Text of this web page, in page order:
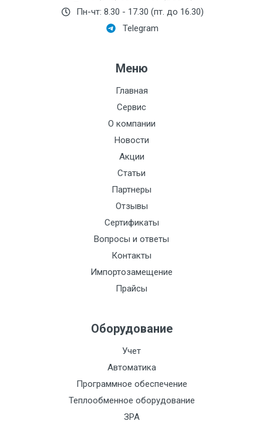
Пн-чт: 8.30 - 17.30 (пт. до 16.30)
Telegram
Меню
Главная
Сервис
О компании
Новости
Акции
Статьи
Партнеры
Отзывы
Сертификаты
Вопросы и ответы
Контакты
Импортозамещение
Прайсы
Оборудование
Учет
Автоматика
Программное обеспечение
Теплообменное оборудование
ЗРА